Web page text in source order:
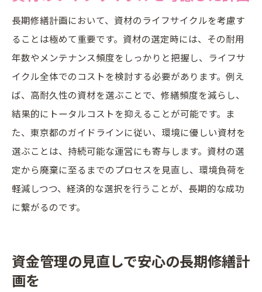
長期修繕計画において、資材のライフサイクルを考慮す
ることは極めて重要です。資材の選定時には、その耐用
年数やメンテナンス頻度をしっかりと把握し、ライフサ
イクル全体でのコストを検討する必要があります。例え
ば、高耐久性の資材を選ぶことで、修繕頻度を減らし、
結果的にトータルコストを抑えることが可能です。ま
た、東京都のガイドラインに従い、環境に優しい資材を
選ぶことは、持続可能な運営にも寄与します。資材の選
定から廃棄に至るまでのプロセスを見直し、環境負荷を
軽減しつつ、経済的な選択を行うことが、長期的な成功
に繋がるのです。
資金管理の見直しで安心の長期修繕計
画を